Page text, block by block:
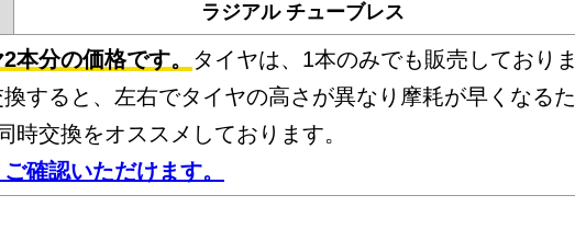
ラジアル チューブレス
本分の価格です。 タイヤは、1本のみでも販売しておりま
すると、左右でタイヤの高さが異なり摩耗が早くなるた
時交換をオススメしております。
確認いただけます。